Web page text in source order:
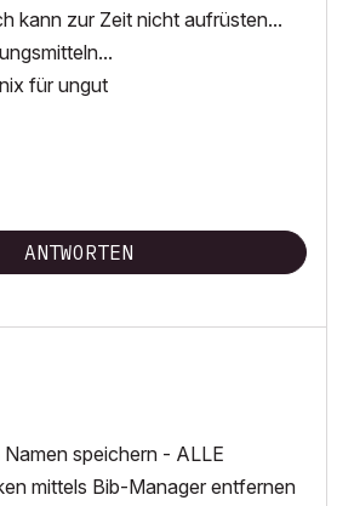
kann zur Zeit nicht aufrüsten...
für ungut
ANTWORTEN
speichern - ALLE
mittels Bib-Manager entfernen